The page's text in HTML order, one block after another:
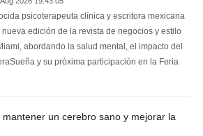
psicoterapeuta clínica y escritora mexicana
edición de la revista de negocios y estilo
abordando la salud mental, el impacto del
y su próxima participación en la Feria
un cerebro sano y mejorar la